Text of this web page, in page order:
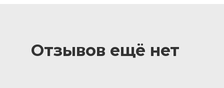
Отзывов ещё нет